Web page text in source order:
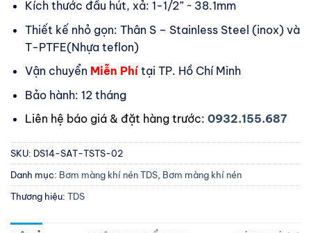
Kích thước đầu hút, xả: 1-1/2” ~ 38.1mm
Thiết kế nhỏ gọn: Thân S – Stainless Steel (inox) và
T-PTFE(Nhựa teflon)
Vận chuyển Miễn Phí tại TP. Hồ Chí Minh
Bảo hành: 12 tháng
Liên hệ báo giá & đặt hàng trước: 0932.155.687
SKU: DS14-SAT-TSTS-02
Danh mục: Bơm màng khí nén TDS Bơm màng khí nén
Thương hiệu: TDS